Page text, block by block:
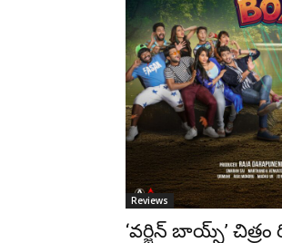
Reviews
‘వర్జిన్ బాయ్స్’ చిత్రం